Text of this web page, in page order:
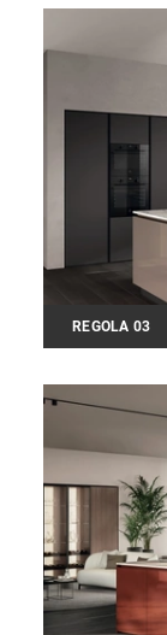
REGOLA 03